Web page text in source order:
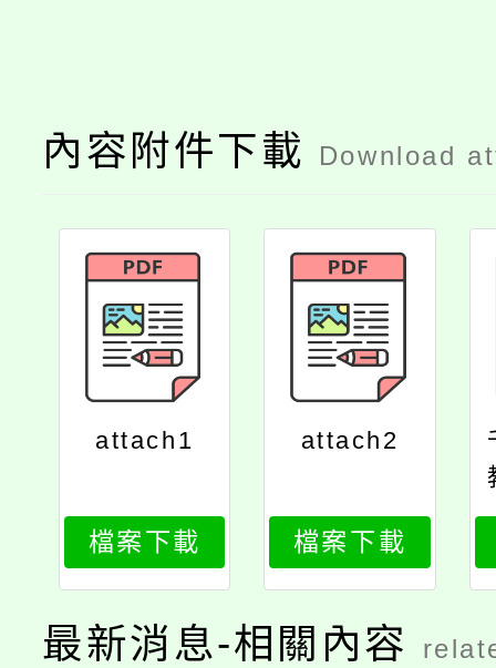
內容附件下載 Download
attach1
檔案下載
attach2
檔案下載
最新消息-相關內容